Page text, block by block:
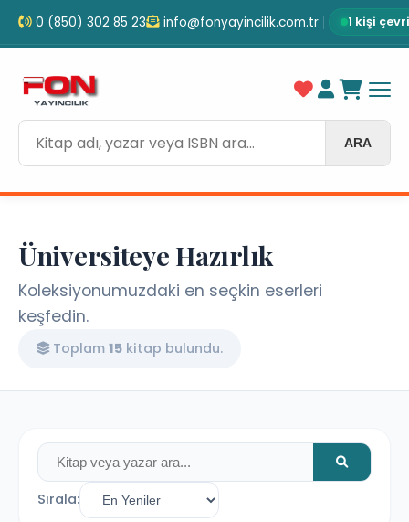
0 (850) 302 85 23 info@fonyayincilik.com.tr 1 kişi
ARA
Üniversiteye Hazırlık
Koleksiyonumuzdaki en seçkin eserleri
keşfedin.
Toplam 15 kitap bulundu.
Sırala: